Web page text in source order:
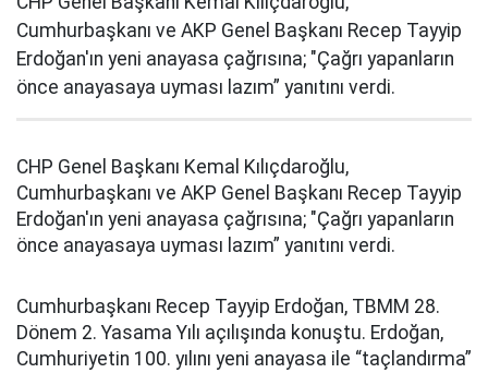
Cumhurbaşkanı ve AKP Genel Başkanı Recep Tayyip
Erdoğan'ın yeni anayasa çağrısına; "Çağrı yapanların
önce anayasaya uyması lazım” yanıtını verdi.
CHP Genel Başkanı Kemal Kılıçdaroğlu,
Cumhurbaşkanı ve AKP Genel Başkanı Recep Tayyip
Erdoğan'ın yeni anayasa çağrısına; "Çağrı yapanların
önce anayasaya uyması lazım” yanıtını verdi.
Cumhurbaşkanı Recep Tayyip Erdoğan, TBMM 28.
Dönem 2. Yasama Yılı açılışında konuştu. Erdoğan,
Cumhuriyetin 100. yılını yeni anayasa ile “taçlandırma”